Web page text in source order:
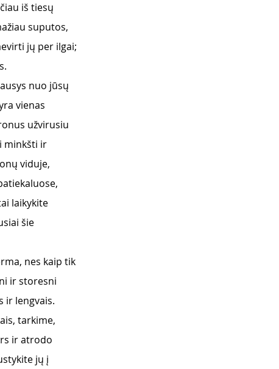
iš tiesų
suputos,
jų per ilgai;
nuo jūsų
vienas
užvirusiu
minkšti ir
viduje,
laikykite
šie
nes kaip tik
ir storesni
ir lengvais.
tarkime,
ir atrodo
jų į